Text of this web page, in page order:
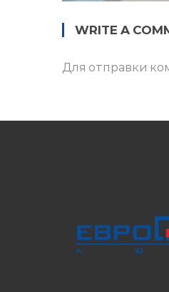
WRITE A
Для отправки